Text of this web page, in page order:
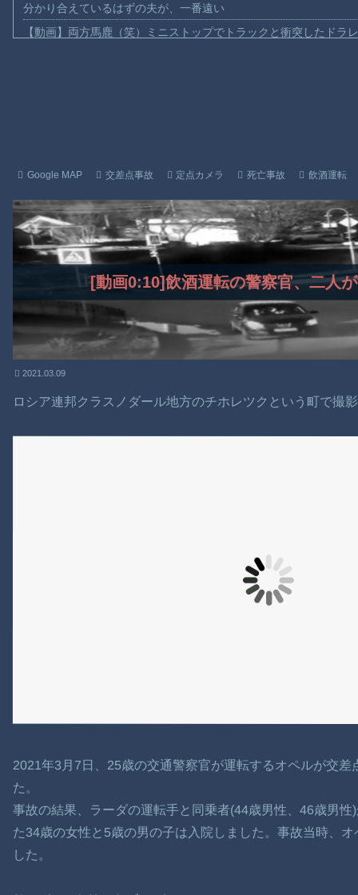
分かり合えているはずの夫が、一番遠い
【動画】両方馬鹿（笑）ミニストップでトラックと衝突したドラ
まだ墓石があるだけマシと見るべきか。今はもう合葬墓ばかり
【謎】広島県が頑なに「はだしのゲンコラボ喫茶」をやらない理
ヒロインが死ぬアニメって四月は君の嘘くらいしかないような
Google MAP 交差点事故 定点カメラ 死亡事故 飲酒運転
[動画0:10]飲酒運転の警察官、二人
2021.03.09
ロシア連邦クラスノダール地方のチホレツクという町で撮
2021年3月7日、25歳の交通警察官が運転するオペルが交
た。
事故の結果、ラーダの運転手と同乗者(44歳男性、46歳男
た34歳の女性と5歳の男の子は入院しました。事故当時、
した。